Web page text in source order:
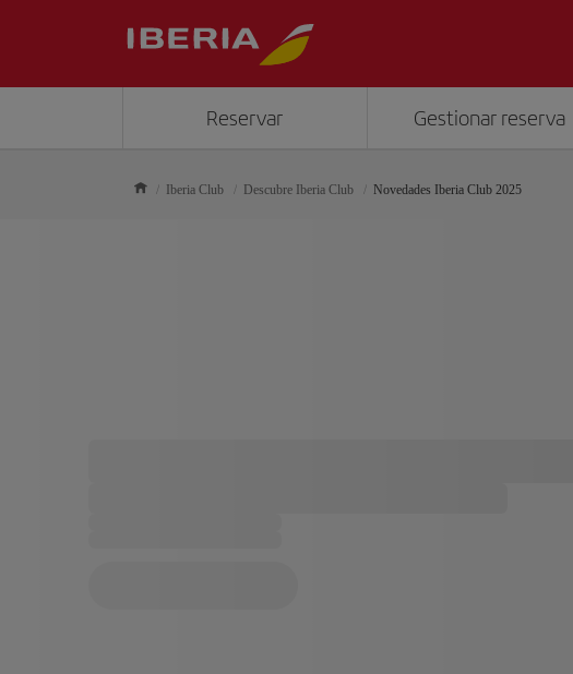
Reservar Gestionar reserva
Iberia Club Descubre Iberia Club Novedades Iberia Club 2025